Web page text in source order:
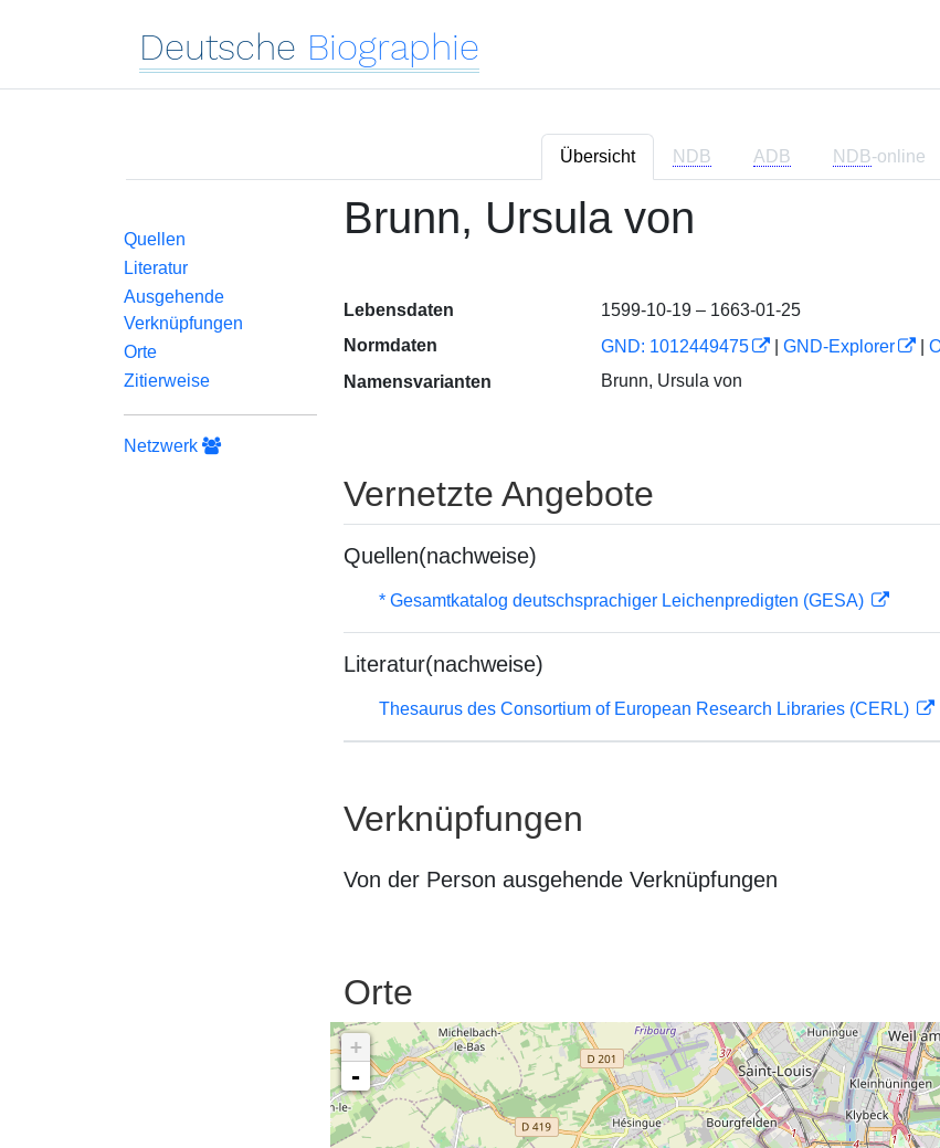
Deutsche Biographie
Übersicht NDB ADB NDB-online
Quellen
Literatur
Ausgehende
Verknüpfungen
Orte
Zitierweise
Netzwerk
Brunn, Ursula von
Lebensdaten
1599-10-19 – 1663-01-25
Normdaten
GND: 1012449475 GND-Explorer
Namensvarianten
Brunn, Ursula von
Vernetzte Angebote
Quellen(nachweise)
* Gesamtkatalog deutschsprachiger Leichenpredigten (GESA)
Literatur(nachweise)
Thesaurus des Consortium of European Research Libraries (CERL)
Verknüpfungen
Von der Person ausgehende Verknüpfungen
Orte
+
-